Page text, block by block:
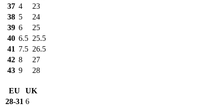
37 4
23
38 5
24
39 6
25
40 6.5 25.5
41 7.5 26.5
42 8
27
43 9 28
EU
UK
28-31 6